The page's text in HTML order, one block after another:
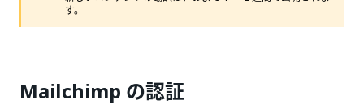
す。
Mailchimp の認証